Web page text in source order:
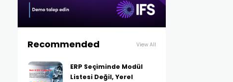
Recommended View All
ERP Seçiminde Modül
Listesi Değil, Yerel